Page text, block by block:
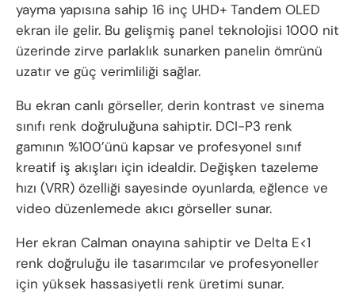
yayma yapısına sahip 16 inç UHD+ Tandem OLED
ekran ile gelir. Bu gelişmiş panel teknolojisi 1000 nit
üzerinde zirve parlaklık sunarken panelin ömrünü
uzatır ve güç verimliliği sağlar.
Bu ekran canlı görseller, derin kontrast ve sinema
sınıfı renk doğruluğuna sahiptir. DCI-P3 renk
gamının %100’ünü kapsar ve profesyonel sınıf
kreatif iş akışları için idealdir. Değişken tazeleme
hızı (VRR) özelliği sayesinde oyunlarda, eğlence ve
video düzenlemede akıcı görseller sunar.
Her ekran Calman onayına sahiptir ve Delta E<1
renk doğruluğu ile tasarımcılar ve profesyoneller
için yüksek hassasiyetli renk üretimi sunar.